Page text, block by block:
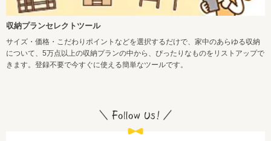
収納プランセレクトツール
サイズ・価格・こだわりポイントなどを選択するだけで、家中のあらゆる収納
について、5万点以上の収納プランの中から、ぴったりなものをリストアップで
きます。登録不要で今すぐに使える簡単なツールです。